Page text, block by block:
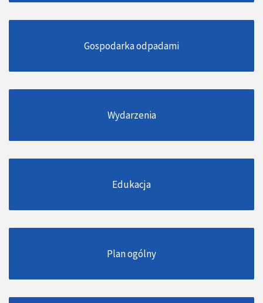
Gospodarka odpadami
Wydarzenia
Edukacja
Plan ogólny